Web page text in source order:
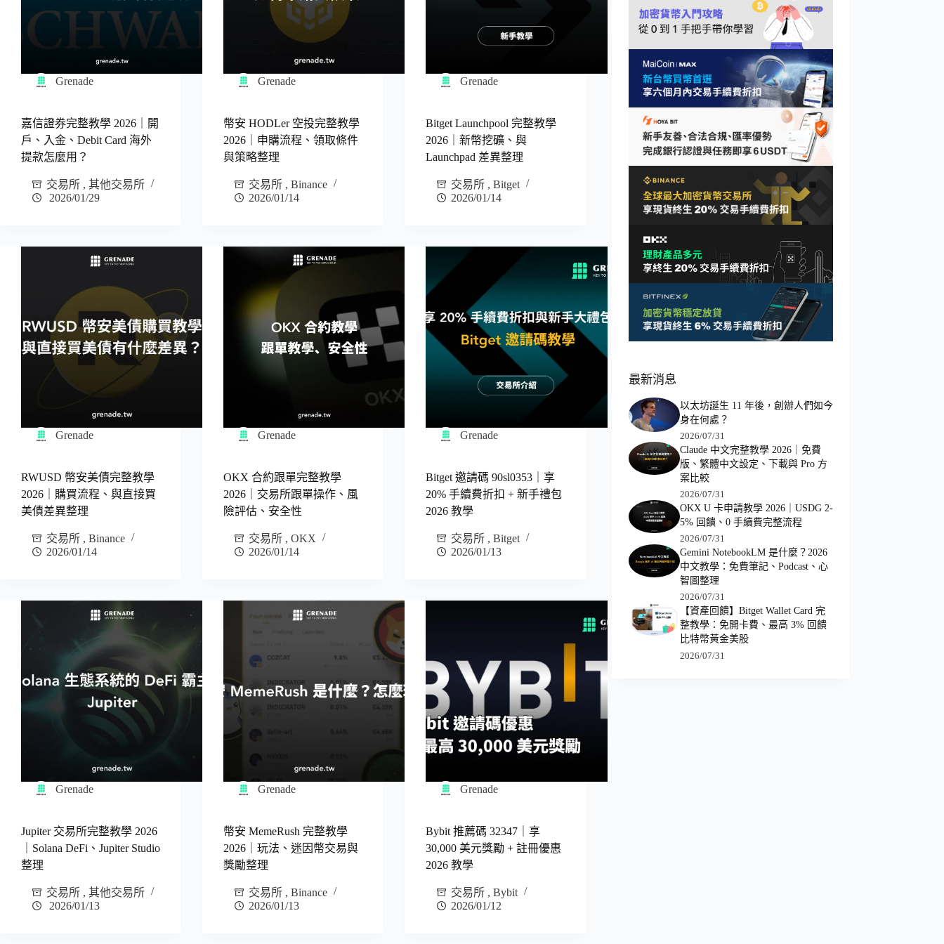
Grenade
嘉信證券完整教學 2026｜開
戶、入金、Debit Card 海外
提款怎麼用？
交易所 , 其他交易所
2026/01/29
Grenade
幣安 HODLer 空投完整教學
2026｜申購流程、領取條件
與策略整理
交易所 ,Binance
2026/01/14
Grenade
Bitget Launchpool 完整教學
2026｜新幣挖礦、與
Launchpad 差異整理
交易所 ,Bitget
2026/01/14
Grenade
RWUSD 幣安美債完整教學
2026｜購買流程、與直接買
美債差異整理
交易所 , Binance
2026/01/14
Grenade
OKX 合約跟單完整教學
2026｜交易所跟單操作、風
險評估、安全性
交易所 ,OKX
2026/01/14
Grenade
Bitget 邀請碼 90sl0353｜享
20% 手續費折扣 + 新手禮包
2026 教學
交易所 ,Bitget
2026/01/13
Grenade
Jupiter 交易所完整教學 2026
｜Solana DeFi、Jupiter Studio
整理
交易所 , 其他交易所
2026/01/13
Grenade
幣安 MemeRush 完整教學
2026｜玩法、迷因幣交易與
獎勵整理
交易所 ,Binance
2026/01/13
Grenade
Bybit 推薦碼 32347｜享
30,000 美元獎勵 + 註冊優惠
2026 教學
交易所 ,Bybit
2026/01/12
最新消息
以太坊誕生 11 年後，創辦人們如今
身在何處？
2026/07/31
Claude 中文完整教學 2026｜免費
版、繁體中文設定、下載與 Pro 方
案比較
2026/07/31
OKX U 卡申請教學 2026｜USDG 2-
5% 回饋、0 手續費完整流程
2026/07/31
Gemini NotebookLM 是什麼？2026
中文教學：免費筆記、Podcast、心
智圖整理
2026/07/31
【資產回饋】Bitget Wallet Card 完
整教學：免開卡費、最高 3% 回饋
比特幣黃金美股
2026/07/31